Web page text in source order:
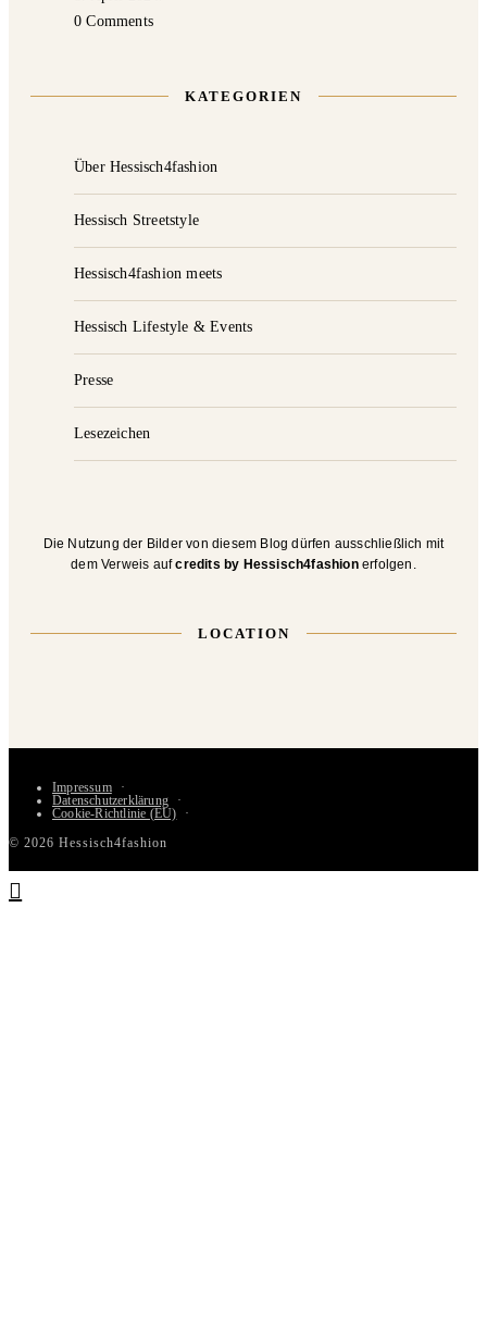
0 Comments
KATEGORIEN
Über Hessisch4fashion
Hessisch Streetstyle
Hessisch4fashion meets
Hessisch Lifestyle & Events
Presse
Lesezeichen
Die Nutzung der Bilder von diesem Blog dürfen ausschließlich mit
dem Verweis aufcredits by Hessisch4fashionerfolgen.
LOCATION
Impressum
Datenschutzerklärung
Cookie-Richtlinie (EU)
© 2026 Hessisch4fashion